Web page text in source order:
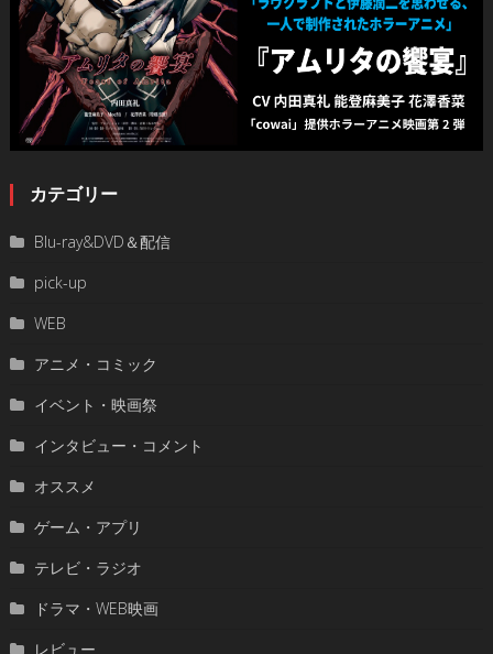
カテゴリー
Blu-ray&DVD＆配信
pick-up
WEB
アニメ・コミック
イベント・映画祭
インタビュー・コメント
オススメ
ゲーム・アプリ
テレビ・ラジオ
ドラマ・WEB映画
レビュー